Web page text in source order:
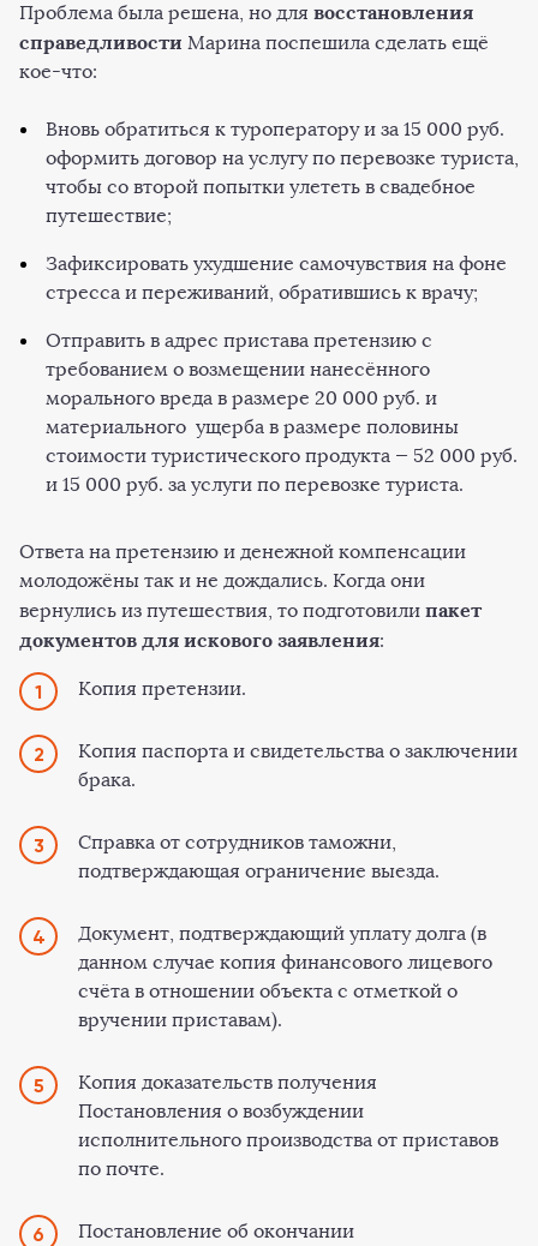
Проблема была решена, но для восстановления
справедливости Марина поспешила сделать ещё
кое-что:
Вновь обратиться к туроператору и за 15 000 руб.
оформить договор на услугу по перевозке туриста,
чтобы со второй попытки улететь в свадебное
путешествие;
Зафиксировать ухудшение самочувствия на фоне
стресса и переживаний, обратившись к врачу;
Отправить в адрес пристава претензию с
требованием о возмещении нанесённого
морального вреда в размере 20 000 руб. и
материального ущерба в размере половины
стоимости туристического продукта — 52 000 руб.
и 15 000 руб. за услуги по перевозке туриста.
Ответа на претензию и денежной компенсации
молодожёны так и не дождались. Когда они
вернулись из путешествия, то подготовили пакет
документов для искового заявления:
Копия претензии.
Копия паспорта и свидетельства о заключении
брака.
Справка от сотрудников таможни,
подтверждающая ограничение выезда.
Документ, подтверждающий уплату долга (в
данном случае копия финансового лицевого
счёта в отношении объекта с отметкой о
вручении приставам).
Копия доказательств получения
Постановления о возбуждении
исполнительного производства от приставов
по почте.
Постановление об окончании